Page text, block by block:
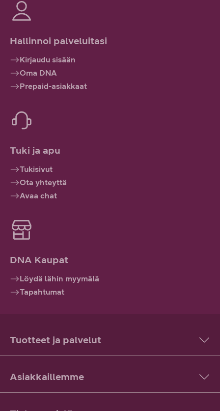
Hallinnoi palveluitasi
Kirjaudu sisään
Oma DNA
Prepaid-asiakkaat
Tuki ja apu
Tukisivut
Ota yhteyttä
Avaa chat
DNA Kaupat
Löydä lähin myymälä
Tapahtumat
Tuotteet ja palvelut
Asiakkaillemme